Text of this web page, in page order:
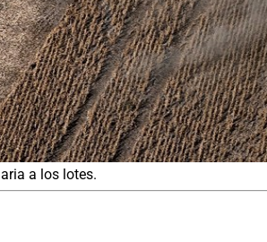
a los lotes.